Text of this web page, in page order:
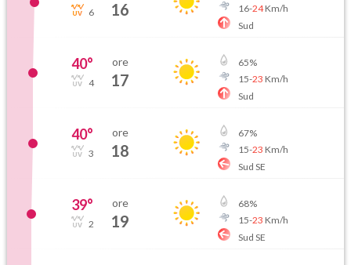
6 16 16-24Km/h
Sud
40°
4
ore
17
65%
15-23 Km/h
Sud
40°
3
ore
18
67%
15-23 Km/h
Sud SE
39°
2
ore
19
68%
15-23 Km/h
Sud SE